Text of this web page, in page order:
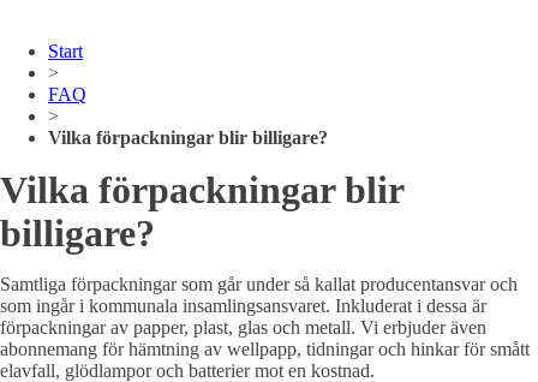
Start
>
FAQ
>
Vilka förpackningar blir billigare?
Vilka förpackningar blir
billigare?
Samtliga förpackningar som går under så kallat producentansvar och
som ingår i kommunala insamlingsansvaret. Inkluderat i dessa är
förpackningar av papper, plast, glas och metall. Vi erbjuder även
abonnemang för hämtning av wellpapp, tidningar och hinkar för smått
elavfall, glödlampor och batterier mot en kostnad.